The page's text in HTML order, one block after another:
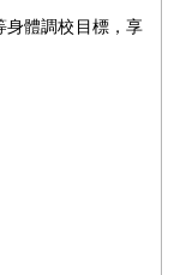
身體調校目標，享